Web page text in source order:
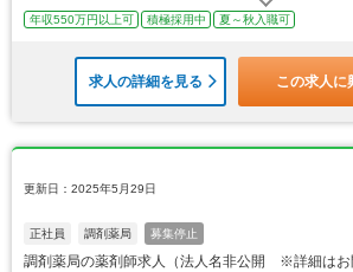
年収550万円以上可 積極採用中 夏～秋入職可
求人の詳細を見る この求人に
更新日：2025年5月29日
正社員 調剤薬局 募集停止
調剤薬局の薬剤師求人（法人名非公開 ※詳細はお